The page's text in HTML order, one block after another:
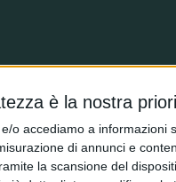
è la nostra
o accediamo a informazioni
di annunci e
la scansione del